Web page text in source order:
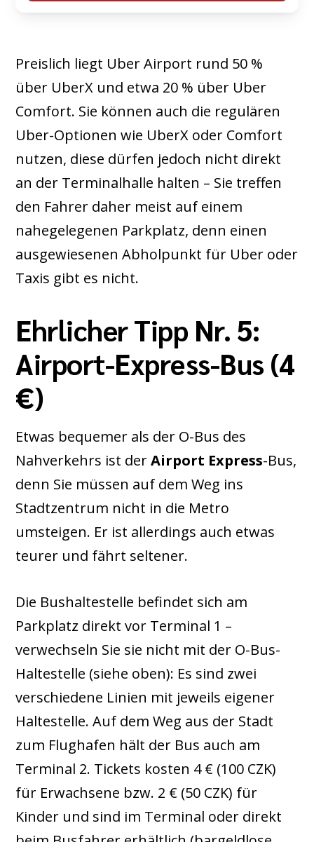
Preislich liegt Uber Airport rund 50 %
über UberX und etwa 20 % über Uber
Comfort. Sie können auch die regulären
Uber-Optionen wie UberX oder Comfort
nutzen, diese dürfen jedoch nicht direkt
an der Terminalhalle halten – Sie treffen
den Fahrer daher meist auf einem
nahegelegenen Parkplatz, denn einen
ausgewiesenen Abholpunkt für Uber oder
Taxis gibt es nicht.
Ehrlicher Tipp Nr. 5:
Airport-Express-Bus (4
€)
Etwas bequemer als der O-Bus des
Nahverkehrs ist derAirport Express-Bus,
denn Sie müssen auf dem Weg ins
Stadtzentrum nicht in die Metro
umsteigen. Er ist allerdings auch etwas
teurer und fährt seltener.
Die Bushaltestelle befindet sich am
Parkplatz direkt vor Terminal 1 –
verwechseln Sie sie nicht mit der O-Bus-
Haltestelle (siehe oben): Es sind zwei
verschiedene Linien mit jeweils eigener
Haltestelle. Auf dem Weg aus der Stadt
zum Flughafen hält der Bus auch am
Terminal 2. Tickets kosten 4 € (100 CZK)
für Erwachsene bzw. 2 € (50 CZK) für
Kinder und sind im Terminal oder direkt